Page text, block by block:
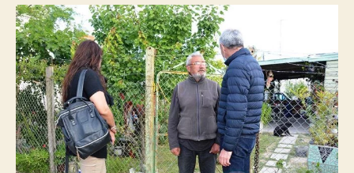
entrada
entrada
por
a
de